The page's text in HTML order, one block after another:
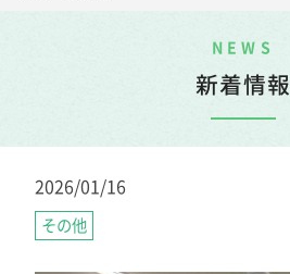
NEWS
新着情報
2026/01/16
その他